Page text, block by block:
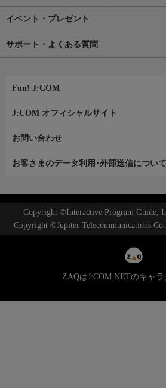
イベント・プレゼント
サポート・よくある質問
Fun! J:COM
J:COM オフィシャルサイト
お問い合わせ
お客さまのデータ利用･外部送信について
Copyright ©Interactive Program Guide,
Copyright ©Jupiter Telecommunications
ZAQはJ:COM NETのキャ